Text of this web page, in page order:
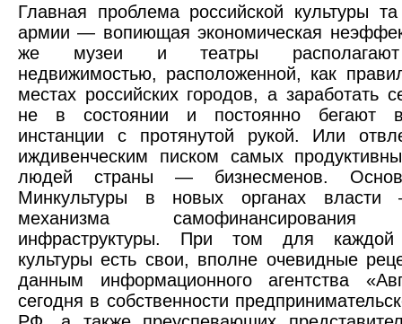
Главная проблема российской культуры
армии — вопиющая экономическая
же музеи и театры располагают
недвижимостью, расположенной, как
местах российских городов, а заработать
не в состоянии и постоянно бегают
инстанции с протянутой рукой. Или
иждивенческим писком самых
людей страны — бизнесменов.
Минкультуры в новых органах власти
механизма самофинансирования
инфраструктуры. При том для каждой
культуры есть свои, вполне очевидные
данным информационного агентства
сегодня в собственности